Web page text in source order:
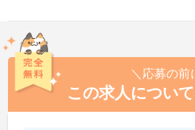
＼応募の
この求人につい